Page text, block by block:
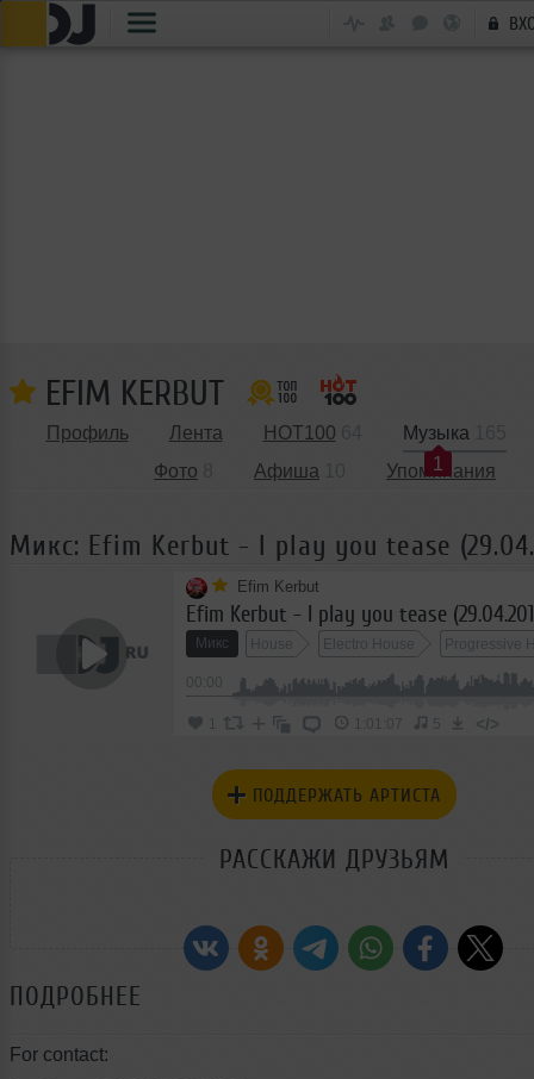
EFIM KERBUT
Профиль Лента HOT100
Музыка
1
Фото
Афиша Упоминания
Микс: Efim Kerbut - I play you tease
Efim Kerbut
Efim Kerbut - I play you tease
Микс House Electro House Progressive
1:01:07 5 </>
ПОДДЕРЖАТЬ АРТИСТА
РАССКАЖИ ДРУЗЬЯМ
ПОДРОБНЕЕ
For contact: